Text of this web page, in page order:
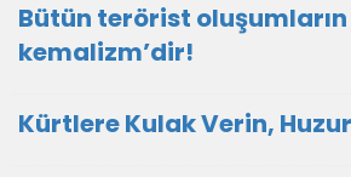
Bütün terörist
kemalizm’dir!
Kürtlere Kulak Verin,